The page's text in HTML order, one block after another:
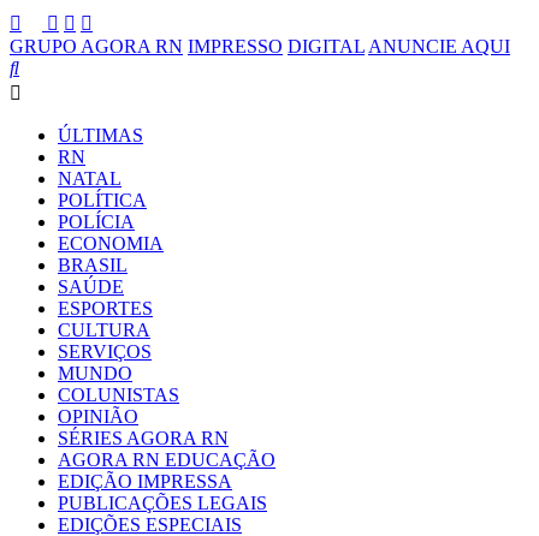
GRUPO AGORA RN IMPRESSO DIGITAL ANUNCIE AQUI
ÚLTIMAS
RN
NATAL
POLÍTICA
POLÍCIA
ECONOMIA
BRASIL
SAÚDE
ESPORTES
CULTURA
SERVIÇOS
MUNDO
COLUNISTAS
OPINIÃO
SÉRIES AGORA RN
AGORA RN EDUCAÇÃO
EDIÇÃO IMPRESSA
PUBLICAÇÕES LEGAIS
EDIÇÕES ESPECIAIS